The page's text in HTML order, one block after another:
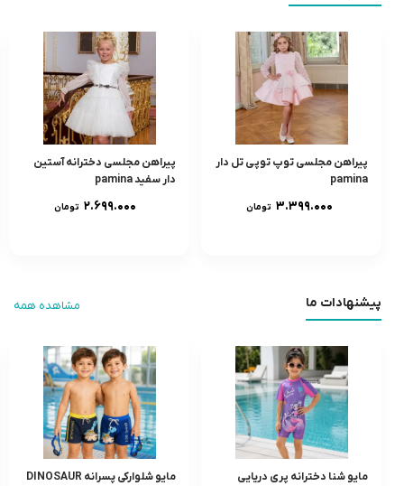
پیراهن مجلسی توپ توپی تل دار
pamina
۳.۳۹۹.۰۰۰ تومان
پیراهن مجلسی دخترانه آستین
دار سفید pamina
۲.۶۹۹.۰۰۰ تومان
پیشنهادات ما مشاهده همه
مایو شنا دخترانه پری دریایی مایو شلوارکی پسرانه DINOSAUR